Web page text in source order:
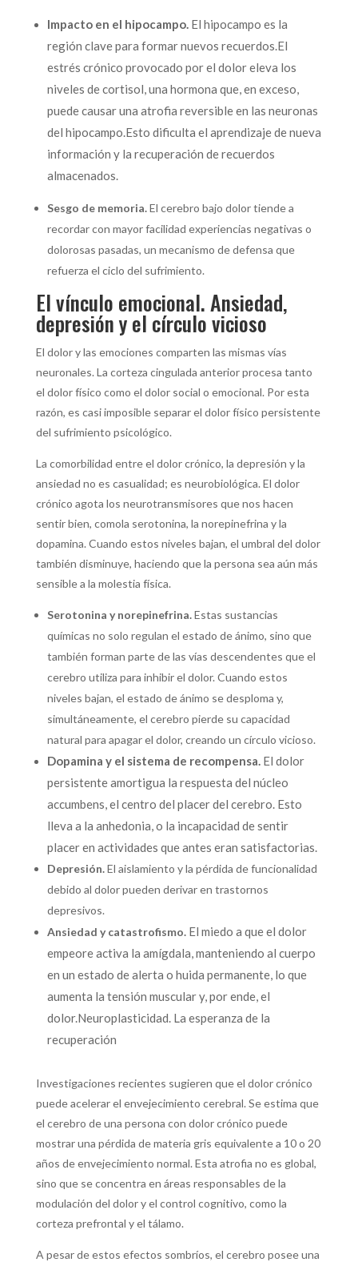
Impacto en el hipocampo.El hipocampo es la
región clave para formar nuevos recuerdos.El
estrés crónico provocado por el dolor eleva los
niveles de cortisol, una hormona que, en exceso,
puede causar una atrofia reversible en las neuronas
del hipocampo.Esto dificulta el aprendizaje de nueva
información y la recuperación de recuerdos
almacenados.
Sesgo de memoria.El cerebro bajo dolor tiende a
recordar con mayor facilidad experiencias negativas o
dolorosas pasadas, un mecanismo de defensa que
refuerza el ciclo del sufrimiento.
El vínculo emocional. Ansiedad,
depresión y el círculo vicioso
El dolor y las emociones comparten las mismas vías
neuronales. La corteza cingulada anterior procesa tanto
el dolor físico como el dolor social o emocional. Por esta
razón, es casi imposible separar el dolor físico persistente
del sufrimiento psicológico.
La comorbilidad entre el dolor crónico, la depresión y la
ansiedad no es casualidad; es neurobiológica. El dolor
crónico agota los neurotransmisores que nos hacen
sentir bien, comola serotonina, la norepinefrina y la
dopamina. Cuando estos niveles bajan, el umbral del dolor
también disminuye, haciendo que la persona sea aún más
sensible a la molestia física.
Serotonina y norepinefrina.Estas sustancias
químicas no solo regulan el estado de ánimo, sino que
también forman parte de las vías descendentes que el
cerebro utiliza para inhibir el dolor. Cuando estos
niveles bajan, el estado de ánimo se desploma y,
simultáneamente, el cerebro pierde su capacidad
natural para apagar el dolor, creando un círculo vicioso.
Dopamina y el sistema de recompensa.El dolor
persistente amortigua la respuesta del núcleo
accumbens, el centro del placer del cerebro. Esto
lleva a la anhedonia, o la incapacidad de sentir
placer en actividades que antes eran satisfactorias.
Depresión.El aislamiento y la pérdida de funcionalidad
debido al dolor pueden derivar en trastornos
depresivos.
Ansiedad y catastrofismo.El miedo a que el dolor
empeore activa la amígdala, manteniendo al cuerpo
en un estado de alerta o huida permanente, lo que
aumenta la tensión muscular y, por ende, el
dolor.Neuroplasticidad. La esperanza de la
recuperación
Investigaciones recientes sugieren que el dolor crónico
puede acelerar el envejecimiento cerebral. Se estima que
el cerebro de una persona con dolor crónico puede
mostrar una pérdida de materia gris equivalente a 10 o 20
años de envejecimiento normal. Esta atrofia no es global,
sino que se concentra en áreas responsables de la
modulación del dolor y el control cognitivo, como la
corteza prefrontal y el tálamo.
A pesar de estos efectos sombríos, el cerebro posee una